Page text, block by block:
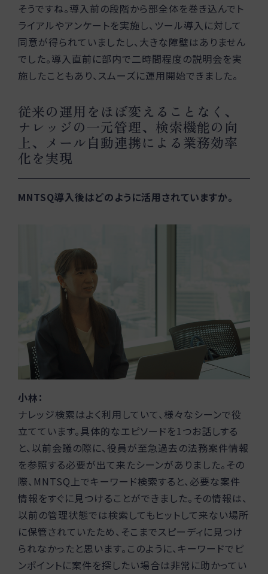
そうですね。導入前の段階から部全体を巻き込んでト
ライアルやアンケートを実施し、ツール導入に対して
同意が得られていましたし、大きな障壁はありません
でした。導入直前に部内で二時間程度の説明会を実
施したこともあり、スムーズに運用開始できました。
従来の運用をほぼ変えることなく、
ナレッジの一元管理、検索機能の向
上、メール自動連携による業務効率
化を実現
MNTSQ導入後はどのように活用されていますか。
小林：
ナレッジ検索はよく利用していて、様々なシーンで役
立てています。具体的なエピソードを1つお話しする
と、以前会議の際に、役員が至急過去の法務案件情報
を参照する必要が出て来たシーンがありました。その
際、MNTSQ上でキーワード検索すると、必要な案件
情報をすぐに見つけることができました。その情報は、
以前の管理状態では検索してもヒットして来ない場所
に保管されていたため、そこまでスピーディに見つけ
られなかったと思います。このように、キーワードでピ
ンポイントに案件を探したい場合は非常に助かってい